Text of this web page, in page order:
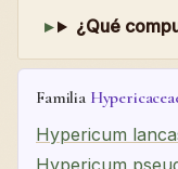
¿Qué
Familia
Hypericum
Hypericum